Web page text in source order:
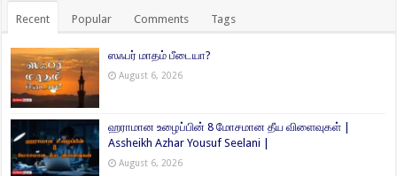
Recent Popular Comments Tags
ஸஃபர் மாதம் பீடையா?
August 6, 2026
ஹராமான உழைப்பின் 8 மோசமான தீய விளைவுகள் |
Assheikh Azhar Yousuf Seelani |
August 6, 2026